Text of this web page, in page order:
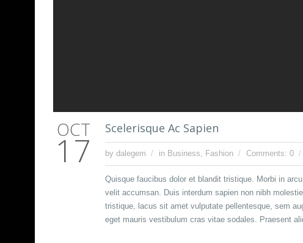
OCT
17
Scelerisque Ac Sapien
by dalegem in Business, Fashion Comments: 0
Quisque faucibus dolor et blandit tristique. Morbi in
velit accumsan. Duis interdum sapien non nibh
tristique, lacus sit amet vulputate pellentesque, sem
eget mauris vestibulum cras vitae sodales. Praesent